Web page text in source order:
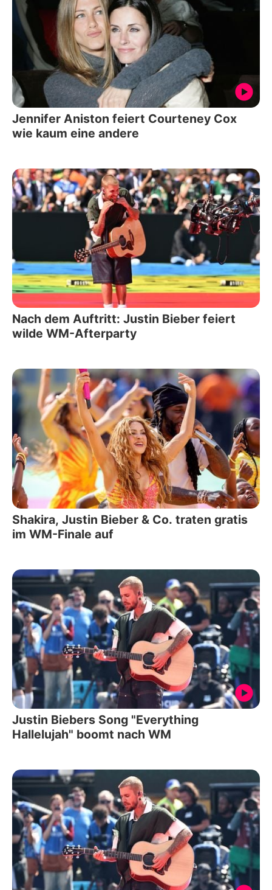
Jennifer Aniston feiert Courteney Cox
wie kaum eine andere
Nach dem Auftritt: Justin Bieber feiert
wilde WM-Afterparty
Shakira, Justin Bieber & Co. traten gratis
im WM-Finale auf
Justin Biebers Song "Everything
Hallelujah" boomt nach WM